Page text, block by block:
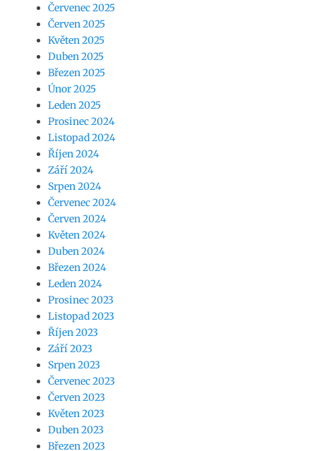
Červenec 2025
Červen 2025
Květen 2025
Duben 2025
Březen 2025
Únor 2025
Leden 2025
Prosinec 2024
Listopad 2024
Říjen 2024
Září 2024
Srpen 2024
Červenec 2024
Červen 2024
Květen 2024
Duben 2024
Březen 2024
Leden 2024
Prosinec 2023
Listopad 2023
Říjen 2023
Září 2023
Srpen 2023
Červenec 2023
Červen 2023
Květen 2023
Duben 2023
Březen 2023